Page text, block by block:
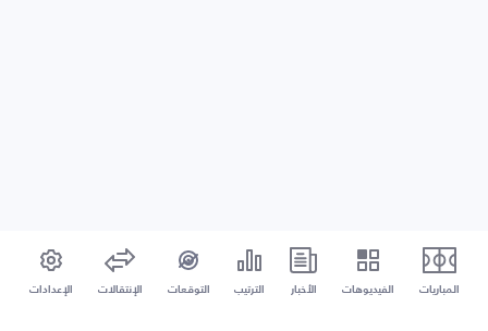
المباريات الفيديوهات الأخبار الترتيب التوقعات الإنتقالات الإعدادات